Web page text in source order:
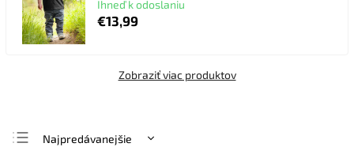
Ihneď k odoslaniu
€13,99
Zobraziť viac produktov
Najpredávanejšie